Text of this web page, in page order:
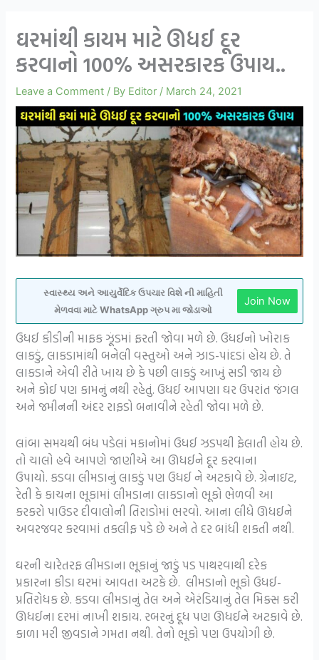
ઘરમાંથી કાયમ માટે ઊધઈ દૂર
કરવાનો 100% અસરકારક ઉપાય..
Leave a Comment / By Editor / March 24, 2021
સ્વાસ્થ્ય અને આયુર્વેદિક ઉપચાર વિશે ની માહિતી
મેળવવા માટે WhatsApp ગ્રુપ મા જોડાઓ
Join Now
ઉધઈ કીડીની માફક ઝૂંડમાં ફરતી જોવા મળે છે. ઉધઈનો ખોરાક
લાકડું, લાકડામાંથી બનેલી વસ્તુઓ અને ઝાડ-પાંદડાં હોય છે. તે
લાકડાને એવી રીતે ખાય છે કે પછી લાકડું આખું સડી જાય છે
અને કોઈ પણ કામનું નથી રહેતું. ઉધઈ આપણા ઘર ઉપરાંત જંગલ
અને જમીનની અંદર રાફડો બનાવીને રહેતી જોવા મળે છે.
લાંબા સમયથી બંધ પડેલાં મકાનોમાં ઉધઈ ઝડપથી ફેલાતી હોય છે.
તો ચાલો હવે આપણે જાણીએ આ ઊધઈને દૂર કરવાના
ઉપાયો. કડવા લીમડાનું લાકડું પણ ઉધઈ ને અટકાવે છે. ગ્રેનાઇટ,
રેતી કે કાચના ભૂકામાં લીમડાના લાકડાનો ભૂકો ભેળવી આ
કરકરો પાઉડર દીવાલોની તિરાડોમાં ભરવો. આના લીધે ઊધઈને
અવરજવર કરવામાં તકલીફ પડે છે અને તે દર બાંધી શકતી નથી.
ઘરની ચારેતરફ લીમડાના ભૂકાનું જાડું પડ પાથરવાથી દરેક
પ્રકારના કીડા ઘરમાં આવતા અટકે છે. લીમડાનો ભૂકો ઉધઈ-
પ્રતિરોધક છે. કડવા લીમડાનું તેલ અને એરંડિયાનું તેલ મિક્સ કરી
ઊધઈના દરમાં નાખી શકાય. રબરનું દૂધ પણ ઊધઈને અટકાવે છે.
કાળા મરી જીવડાને ગમતા નથી. તેનો ભૂકો પણ ઉપયોગી છે.